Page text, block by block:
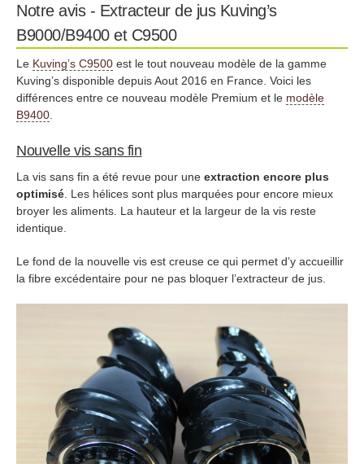
Notre avis - Extracteur de jus Kuving’s
B9000/B9400 et C9500
Le Kuving’s C9500 est le tout nouveau modèle de la gamme
Kuving’s disponible depuis Aout 2016 en France. Voici les
différences entre ce nouveau modèle Premium et le modèle
B9400
Nouvelle vis sans fin
La vis sans fin a été revue pour une extraction encore plus
optimisé . Les hélices sont plus marquées pour encore mieux
broyer les aliments. La hauteur et la largeur de la vis reste
identique.
Le fond de la nouvelle vis est creuse ce qui permet d’y accueillir
la fibre excédentaire pour ne pas bloquer l’extracteur de jus.